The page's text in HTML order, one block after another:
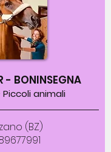
- BONINSEGNA
animali
(BZ)